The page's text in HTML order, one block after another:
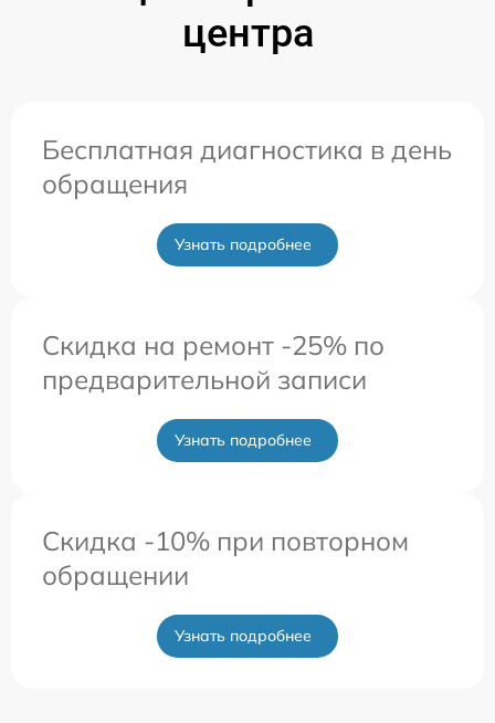
центра
Бесплатная диагностика в день
обращения
Узнать подробнее
Скидка на ремонт -25% по
предварительной записи
Узнать подробнее
Скидка -10% при повторном
обращении
Узнать подробнее